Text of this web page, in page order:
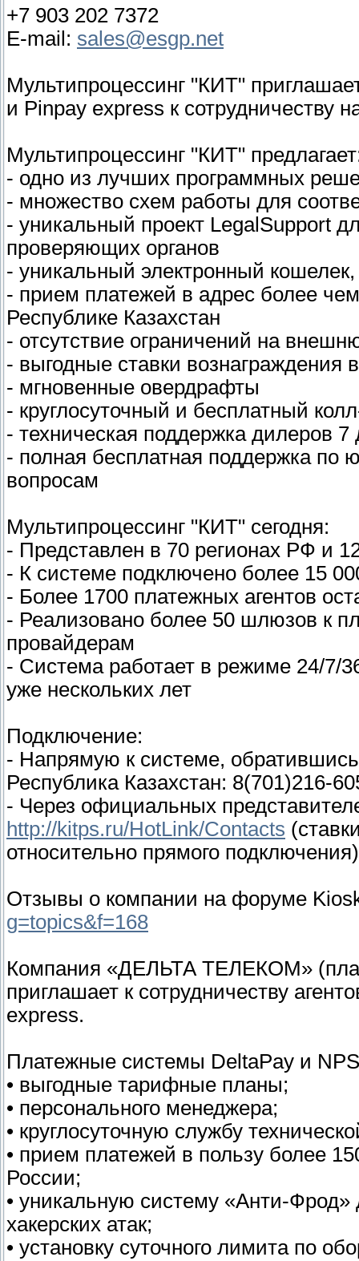
+7 903 202 7372
E-mail: sales@esgp.net
Мультипроцессинг "КИТ"
и Pinpay express к сотрудничеству
Мультипроцессинг "КИТ"
- одно из лучших программных
- множество схем работы для
- уникальный проект LegalSupport
проверяющих органов
- уникальный электронный кошелек,
- прием платежей в адрес более
Республике Казахстан
- отсутствие ограничений на
- выгодные ставки вознаграждения
- мгновенные овердрафты
- круглосуточный и бесплатный
- техническая поддержка дилеров
- полная бесплатная поддержка
вопросам
Мультипроцессинг "КИТ" сегодня:
- Представлен в 70 регионах РФ и
- К системе подключено более 15
- Более 1700 платежных агентов
- Реализовано более 50 шлюзов к
провайдерам
- Система работает в режиме 24/7/
уже нескольких лет
Подключение:
- Напрямую к системе,
Республика Казахстан: 8(701)216-
- Через официальных
http://kitps.ru/HotLink/Contacts
относительно прямого подключения)
Отзывы о компании на форуме
g=topics&f=168
Компания «ДЕЛЬТА ТЕЛЕКОМ»
приглашает к сотрудничеству
express.
Платежные системы DeltaPay и
• выгодные тарифные планы;
• персонального менеджера;
• круглосуточную службу
• прием платежей в пользу более
России;
• уникальную систему «Анти-
хакерских атак;
• установку суточного лимита по